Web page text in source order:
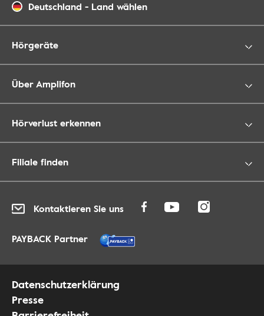
Deutschland - Land wählen
Hörgeräte
Über Amplifon
Hörverlust erkennen
Filiale finden
Kontaktieren Sie uns
PAYBACK Partner
Datenschutzerklärung
Presse